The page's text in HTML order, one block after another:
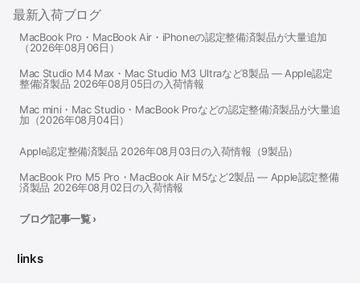
最新入荷ブログ
MacBook Pro・MacBook Air・iPhoneの認定整備済製品が大量追加
（2026年08月06日）
Mac Studio M4 Max・Mac Studio M3 Ultraなど8製品 — Apple認定
整備済製品 2026年08月05日の入荷情報
Mac mini・Mac Studio・MacBook Proなどの認定整備済製品が大量追
加（2026年08月04日）
Apple認定整備済製品 2026年08月03日の入荷情報（9製品）
MacBook Pro M5 Pro・MacBook Air M5など2製品 — Apple認定整備
済製品 2026年08月02日の入荷情報
ブログ記事一覧 ›
links